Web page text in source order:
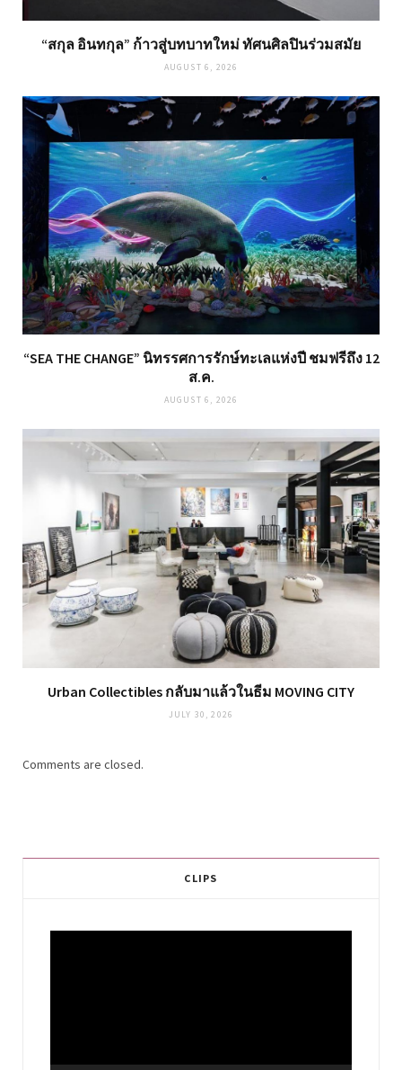
“สกุล อินทกุล” ก้าวสู่บทบาทใหม่ ทัศนศิลปินร่วมสมัย
AUGUST 6, 2026
“SEA THE CHANGE” นิทรรศการรักษ์ทะเลแห่งปี ชมฟรีถึง 12
ส.ค.
AUGUST 6, 2026
Urban Collectibles กลับมาแล้วในธีม MOVING CITY
JULY 30, 2026
Comments are closed.
CLIPS